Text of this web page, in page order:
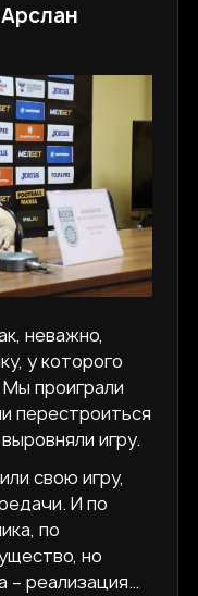
неважно,
у которого
проиграли
перестроиться
игру.
свою игру,
И по
по
но
– реализация…